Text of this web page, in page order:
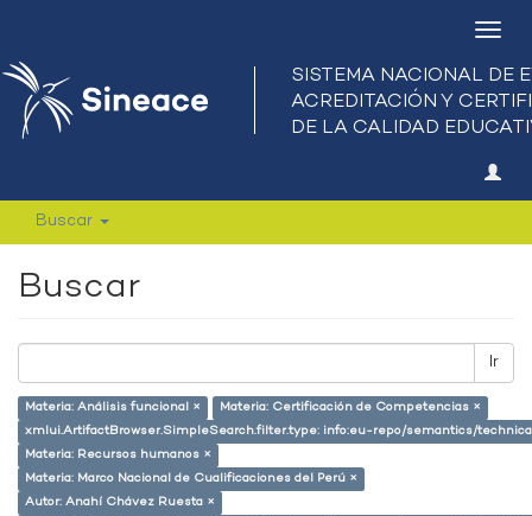
Buscar
Buscar
Ir
Materia: Análisis funcional ×
Materia: Certificación de Competencias ×
xmlui.ArtifactBrowser.SimpleSearch.filter.type: info:eu-repo/semantics/
Materia: Recursos humanos ×
Materia: Marco Nacional de Cualificaciones del Perú ×
Autor: Anahí Chávez Ruesta ×